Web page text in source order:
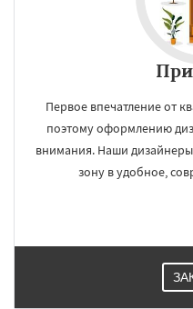
Первое впечатление от
поэтому оформлению
внимания. Наши
зону в удобное,